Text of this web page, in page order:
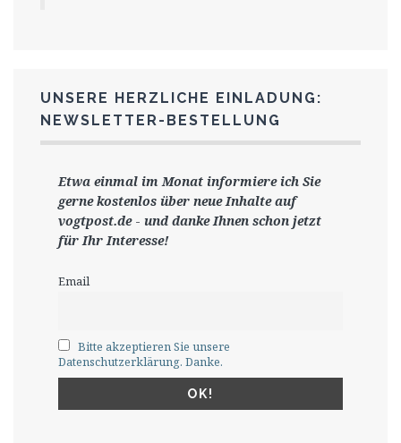
UNSERE HERZLICHE EINLADUNG:
NEWSLETTER-BESTELLUNG
Etwa einmal im Monat informiere ich Sie
gernekostenlos über neue Inhalte auf
vogtpost.de- und danke Ihnen schon jetzt
für Ihr Interesse!
Email
Bitte akzeptieren Sie unsere
Datenschutzerklärung. Danke.